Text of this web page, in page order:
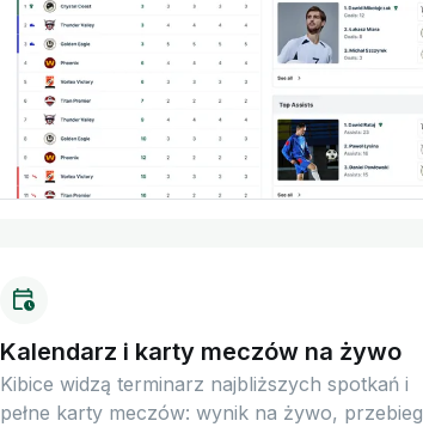
Kalendarz i karty meczów na żywo
Kibice widzą terminarz najbliższych spotkań i
pełne karty meczów: wynik na żywo, przebieg